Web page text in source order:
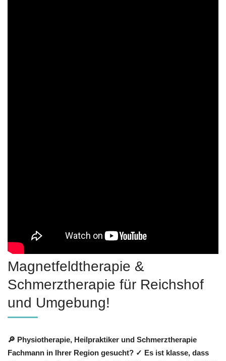
Magnetfeldtherapie &
Schmerztherapie für Reichshof
und Umgebung!
🔎 Physiotherapie, Heilpraktiker und Schmerztherapie
Fachmann in Ihrer Region gesucht? ✓ Es ist klasse, dass